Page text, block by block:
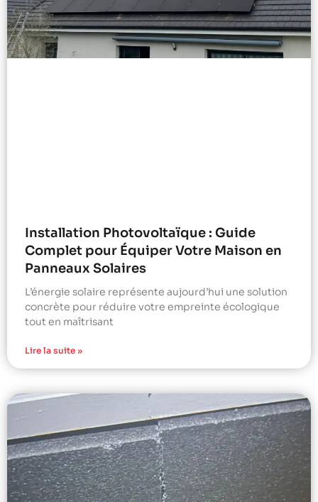
Installation Photovoltaïque : Guide
Complet pour Équiper Votre Maison en
Panneaux Solaires
L’énergie solaire représente aujourd’hui une solution
concrète pour réduire votre empreinte écologique
tout en maîtrisant
Lire la suite »